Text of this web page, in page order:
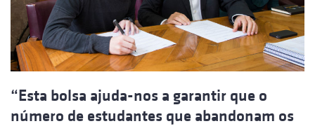
“Esta bolsa ajuda-nos a garantir que o
número de estudantes que abandonam os